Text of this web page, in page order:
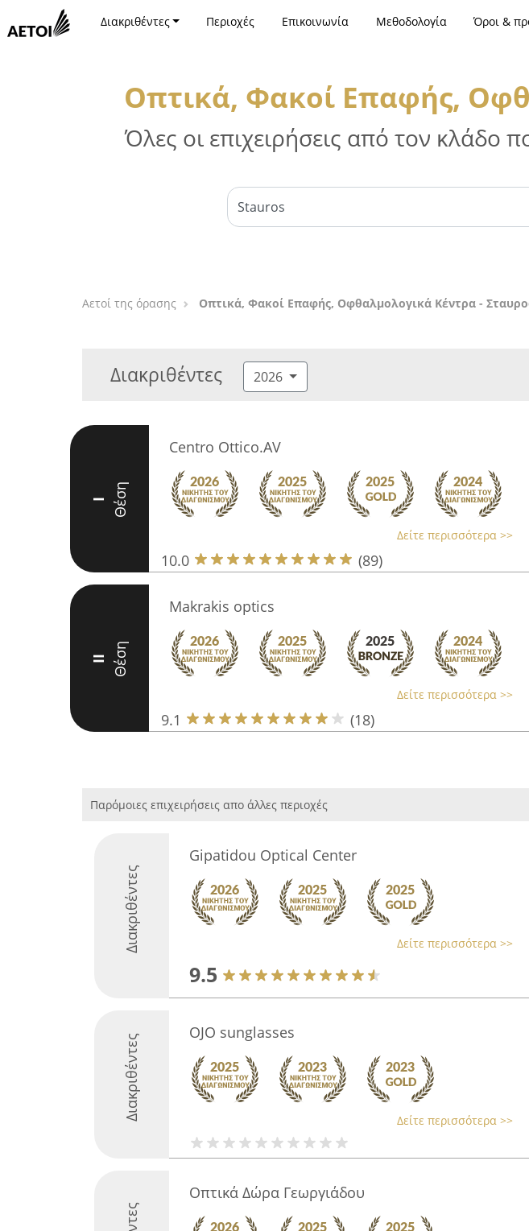
Διακριθέντες Περιοχές Επικοινωνία Μεθοδολογία Όροι &
Οπτικά, Φακοί Επαφής,
Όλες οι επιχειρήσεις από τον κλάδο
Αετοί της όρασης Οπτικά, Φακοί Επαφής, Οφθαλμολογικά Κέντρα -
Διακριθέντες 2026
I Θέση
Centro Ottico.AV
Δείτε περισσότερα >>
10.0 (89)
II Θέση
Makrakis optics
Δείτε περισσότερα >>
9.1 (18)
Παρόμοιες επιχειρήσεις απο άλλες περιοχές
Διακριθέντες
Gipatidou Optical Center
Δείτε περισσότερα >>
9.5
Διακριθέντες
OJO sunglasses
Δείτε περισσότερα >>
Οπτικά Δώρα Γεωργιάδου